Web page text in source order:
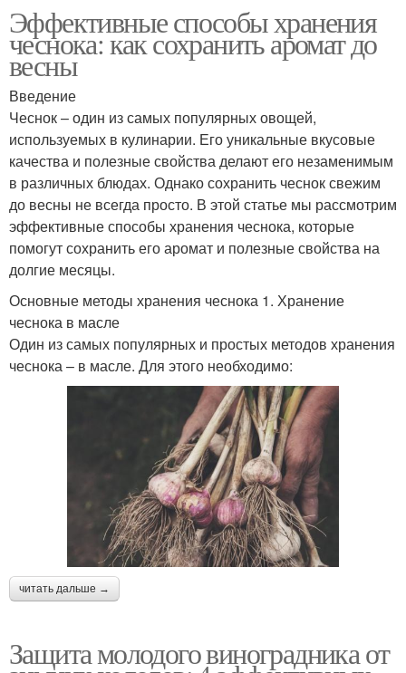
Эффективные способы хранения
чеснока: как сохранить аромат до
весны
Введение
Чеснок – один из самых популярных овощей,
используемых в кулинарии. Его уникальные вкусовые
качества и полезные свойства делают его незаменимым
в различных блюдах. Однако сохранить чеснок свежим
до весны не всегда просто. В этой статье мы рассмотрим
эффективные способы хранения чеснока, которые
помогут сохранить его аромат и полезные свойства на
долгие месяцы.
Основные методы хранения чеснока 1. Хранение
чеснока в масле
Один из самых популярных и простых методов хранения
чеснока – в масле. Для этого необходимо:
читать дальше →
Защита молодого виноградника от